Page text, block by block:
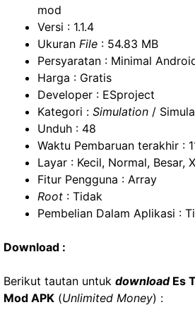
mod
Versi : 1.1.4
Ukuran File : 54.83 MB
Persyaratan : Minimal
Harga : Gratis
Developer : ESproject
Kategori : Simulation /
Unduh : 48
Waktu Pembaruan terakhir :
Layar : Kecil, Normal, Besar,
Fitur Pengguna : Array
Root : Tidak
Pembelian Dalam Aplikasi :
Download :
Berikut tautan untuk downloadEs
Mod APK (Unlimited Money) :